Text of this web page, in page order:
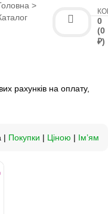
0
(0
₽)
>
рахунків на оплату,
| Покупки | Ціною | Ім’ям